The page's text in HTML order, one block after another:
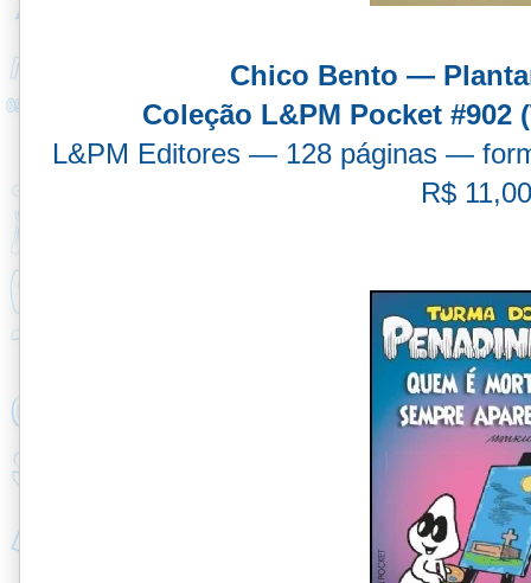
Chico Bento —
Coleção L&PM Pocket #902
L&PM Editores — 128 páginas —
R$ 11,00